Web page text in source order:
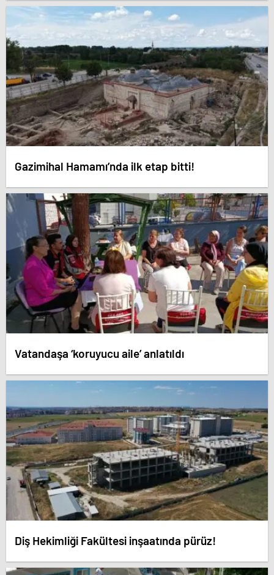
Gazimihal Hamamı’nda ilk etap bitti!
Vatandaşa ‘koruyucu aile’ anlatıldı
Diş Hekimliği Fakültesi inşaatında pürüz!